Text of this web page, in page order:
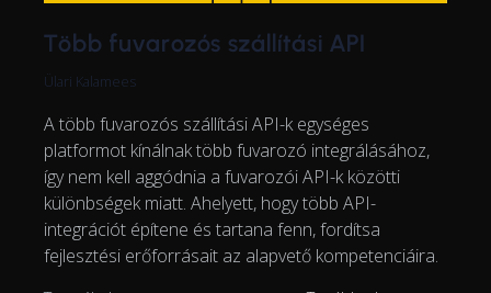
Több fuvarozós szállítási API
Ülari Kalamees
A több fuvarozós szállítási API-k egységes
platformot kínálnak több fuvarozó integrálásához,
így nem kell aggódnia a fuvarozói API-k közötti
különbségek miatt. Ahelyett, hogy több API-
integrációt építene és tartana fenn, fordítsa
fejlesztési erőforrásait az alapvető kompetenciáira.